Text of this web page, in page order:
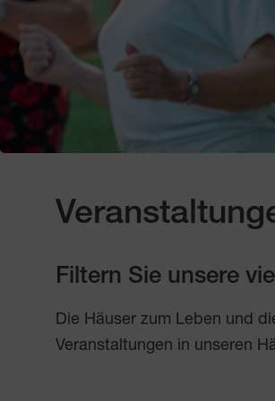
Filtern Sie unsere
Die Häuser zum Leben und
Veranstaltungen in unseren